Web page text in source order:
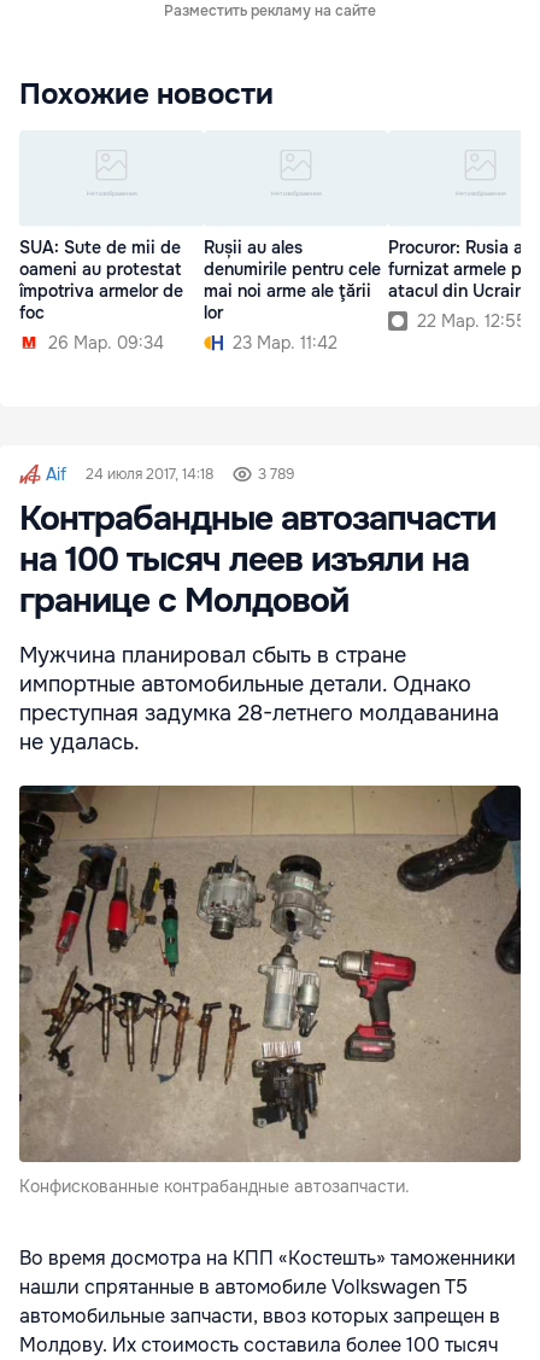
Разместить рекламу на сайте
Похожие новости
SUA: Sute de mii de
oameni au protestat
împotriva armelor de
foc
26 Мар. 09:34
Rușii au ales
denumirile pentru cele
mai noi arme ale ţării
lor
23 Мар. 11:42
Procuror: Rusia a
furnizat armele
atacul din Ucraina
22 Мар. 12:55
Aif 24 июля 2017, 14:18 3 789
Контрабандные автозапчасти
на 100 тысяч леев изъяли на
границе с Молдовой
Мужчина планировал сбыть в стране
импортные автомобильные детали. Однако
преступная задумка 28-летнего молдаванина
не удалась.
Конфискованные контрабандные автозапчасти.
Во время досмотра на КПП «Костешть» таможенники
нашли спрятанные в автомобиле Volkswagen T5
автомобильные запчасти, ввоз которых запрещен в
Молдову. Их стоимость составила более 100 тысяч